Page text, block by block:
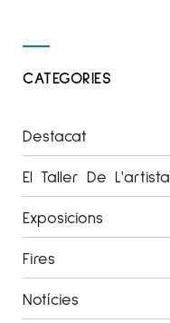
CATEGORIES
Destacat
El Taller De L'artista
Exposicions
Fires
Notícies